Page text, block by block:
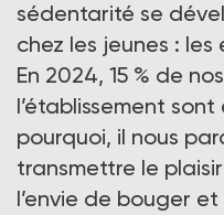
sédentarité se
chez les jeunes :
En 2024, 15 % de
l’établissement sont
pourquoi, il nous
transmettre le
l’envie de bouger